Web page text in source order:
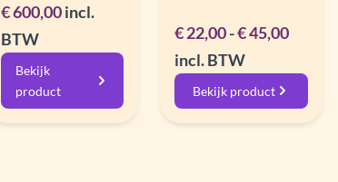
€600,00incl.
BTW
Bekijk
product
€22,00-€45,00Rango
precios:
desde
incl. BTW
Bekijk product